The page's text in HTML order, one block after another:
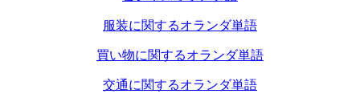
服装に関するオランダ単語
買い物に関するオランダ単語
交通に関するオランダ単語